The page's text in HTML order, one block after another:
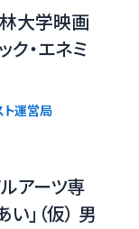
林大学映画
ク・エネミ
ト運営局
ルアーツ専
」（仮） 男